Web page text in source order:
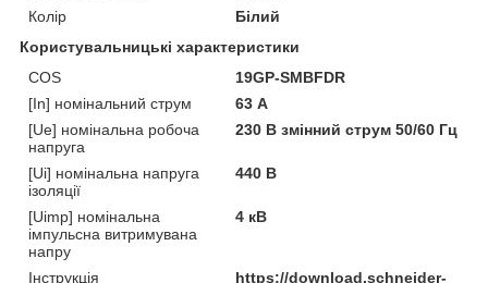
Колір
Білий
Користувальницькі характеристики
COS
19GP-SMBFDR
[In] номінальний струм
63 А
[Ue] номінальна робоча
напруга
230 В змінний струм 50/60 Гц
[Ui] номінальна напруга
ізоляції
440 В
[Uimp] номінальна
імпульсна витримувана
напру
4 кВ
Інструкція
https://download.schneider-